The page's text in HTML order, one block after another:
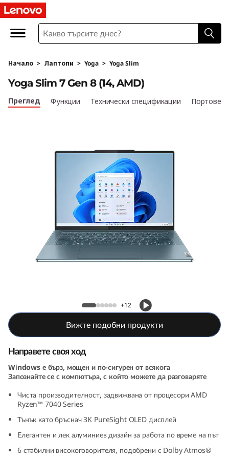
Y
g
a
S
1
A
D
Начало > Лаптопи > Yoga > Yoga Slim
Yoga Slim 7 Gen 8 (14, AMD)
Yoga Slim 7 Gen 8 (14, AMD)
Преглед Функции Технически спецификации Портове
+12
Вижте подобни продукти
Направете своя ход
Windows е бърз, мощен и по-сигурен от всякога
Запознайте се с компютъра, с който можете да разговаряте
Чиста производителност, задвижвана от процесори AMD
Ryzen™ 7040 Series
Тънък като бръснач 3K PureSight OLED дисплей
Елегантен и лек алуминиев дизайн за работа по време на път
6 стабилни високоговорителя, подобрени с Dolby Atmos®